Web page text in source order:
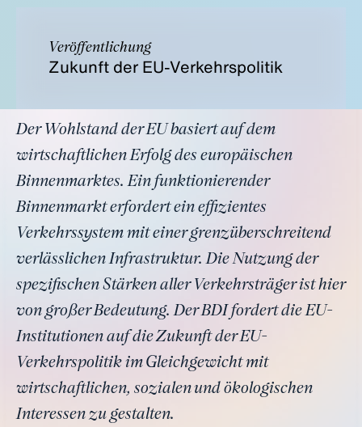
Veröffentlichung
Zukunft der EU-Verkehrspolitik
Der Wohlstand der EU basiert auf dem
wirtschaftlichen Erfolg des europäischen
Binnenmarktes. Ein funktionierender
Binnenmarkt erfordert ein effizientes
Verkehrssystem mit einer grenzüberschreitend
verlässlichen Infrastruktur. Die Nutzung der
spezifischen Stärken aller Verkehrsträger ist hier
von großer Bedeutung. Der BDI fordert die EU-
Institutionen auf die Zukunft der EU-
Verkehrspolitik im Gleichgewicht mit
wirtschaftlichen, sozialen und ökologischen
Interessen zu gestalten.